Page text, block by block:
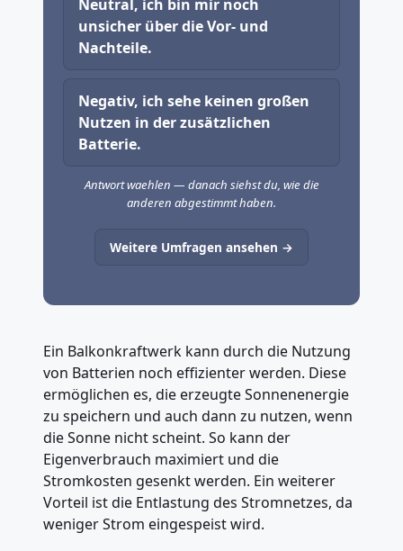
Neutral, ich bin mir noch
unsicher über die Vor- und
Nachteile.
Negativ, ich sehe keinen großen
Nutzen in der zusätzlichen
Batterie.
Antwort waehlen — danach siehst du, wie die
anderen abgestimmt haben.
Weitere Umfragen ansehen →
Ein Balkonkraftwerk kann durch die Nutzung
von Batterien noch effizienter werden. Diese
ermöglichen es, die erzeugte Sonnenenergie
zu speichern und auch dann zu nutzen, wenn
die Sonne nicht scheint. So kann der
Eigenverbrauch maximiert und die
Stromkosten gesenkt werden. Ein weiterer
Vorteil ist die Entlastung des Stromnetzes, da
weniger Strom eingespeist wird.